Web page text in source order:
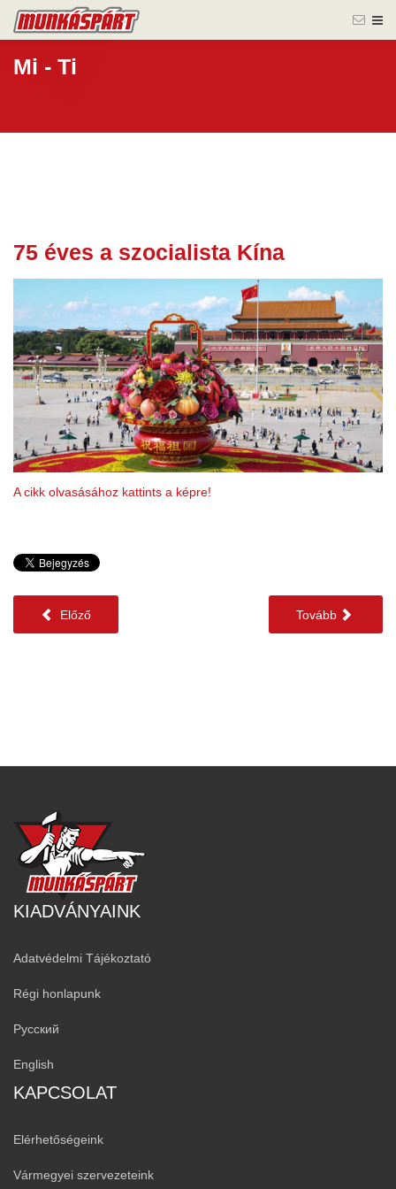
Mi - Ti
75 éves a szocialista Kína
A cikk olvasásához kattints a képre!
Előző Tovább
KIADVÁNYAINK
Adatvédelmi Tájékoztató
Régi honlapunk
Русский
English
KAPCSOLAT
Elérhetőségeink
Vármegyei szervezeteink